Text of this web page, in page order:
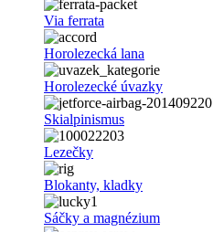
Via ferrata
Horolezecká lana
Horolezecké úvazky
Skialpinismus
Lezečky
Blokanty, kladky
Sáčky a magnézium